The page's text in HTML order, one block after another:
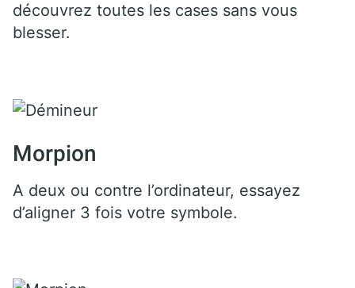
découvrez toutes les cases sans vous
blesser.
Morpion
A deux ou contre l’ordinateur, essayez
d’aligner 3 fois votre symbole.